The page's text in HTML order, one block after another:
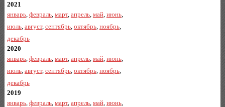
2021
январь, февраль, март, апрель, май, июнь,
июль, август, сентябрь, октябрь, ноябрь,
декабрь
2020
январь, февраль, март, апрель, май, июнь,
июль, август, сентябрь, октябрь, ноябрь,
декабрь
2019
январь, февраль, март, апрель, май, июнь,